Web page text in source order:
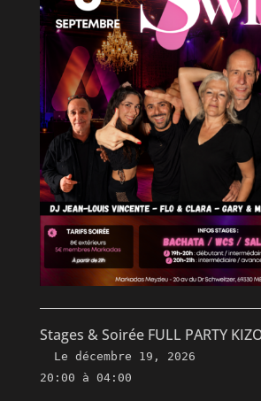
Stages & Soirée FULL PARTY
Le décembre 19, 2026
20:00 à 04:00